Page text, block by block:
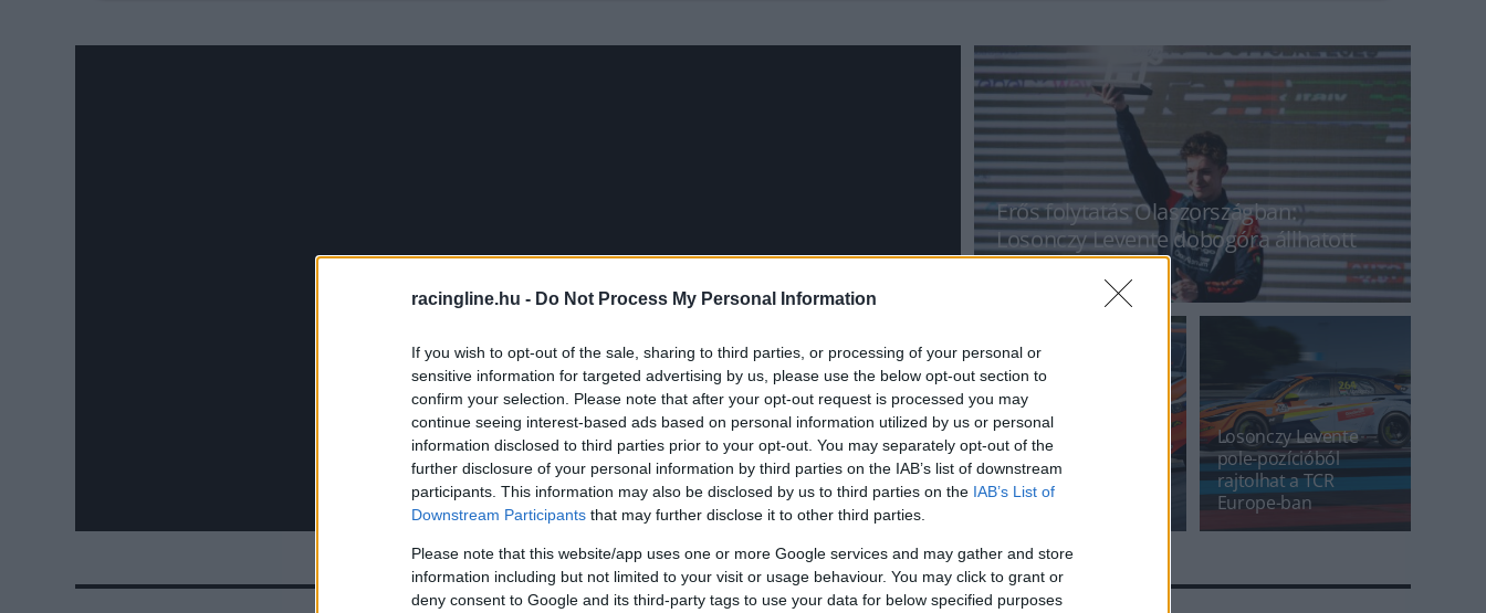
racingline.hu - Do Not Process My Personal Information
If you wish to opt-out of the sale, sharing to third parties, or processing of your personal or
sensitive information for targeted advertising by us, please use the below opt-out section to
confirm your selection. Please note that after your opt-out request is processed you may
continue seeing interest-based ads based on personal information utilized by us or personal
information disclosed to third parties prior to your opt-out. You may separately opt-out of the
further disclosure of your personal information by third parties on the IAB’s list of downstream
participants. This information may also be disclosed by us to third parties on the IAB’s List of
Downstream Participants that may further disclose it to other third parties.
Please note that this website/app uses one or more Google services and may gather and store
information including but not limited to your visit or usage behaviour. You may click to grant or
deny consent to Google and its third-party tags to use your data for below specified purposes
Erős folytatás Olaszországban:
Losonczy Levente dobogóra állhatott
Vallelungában
Oroszlánként
küzdött, de egy
koccanás és egy
defekt megpecsételte
Losonczy Levente
futamát
Losonczy Levente
pole-pozícióból
rajtolhat a TCR
Europe-ban